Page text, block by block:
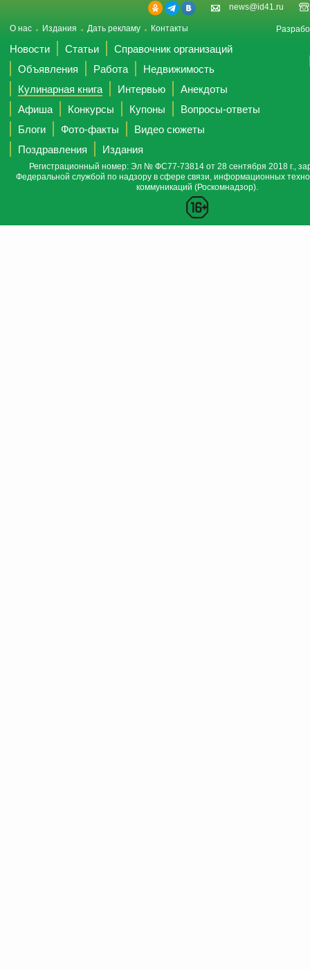
news@id41.ru
О нас Издания Дать рекламу Контакты
Новости Статьи
Справочник организаций
Объявления
Работа
Недвижимость
Кулинарная книга
Интервью
Анекдоты
Афиша
Конкурсы Купоны
Вопросы-ответы
Блоги
Фото-факты
Видео сюжеты
Поздравления
Издания
Регистрационный номер: Эл № ФС77-73814 от 28 сентября 2018 г.,
Федеральной службой по надзору в сфере связи, информационных
коммуникаций (Роскомнадзор).